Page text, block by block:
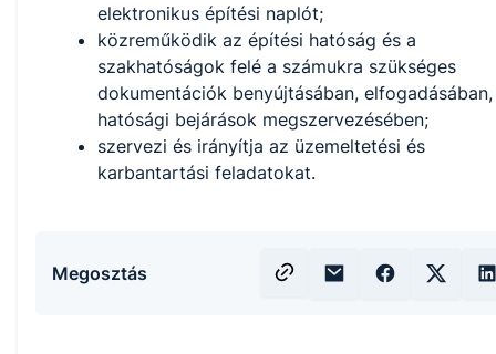
elektronikus építési naplót;
közreműködik az építési hatóság és a
szakhatóságok felé a számukra szükséges
dokumentációk benyújtásában, elfogadásában,
hatósági bejárások megszervezésében;
szervezi és irányítja az üzemeltetési és
karbantartási feladatokat.
Megosztás